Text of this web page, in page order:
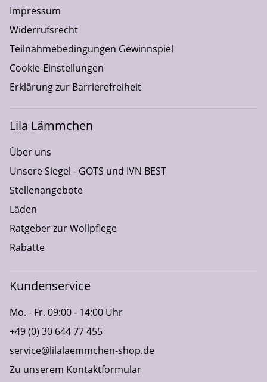
Impressum
Widerrufsrecht
Teilnahmebedingungen Gewinnspiel
Cookie-Einstellungen
Erklärung zur Barrierefreiheit
Lila Lämmchen
Über uns
Unsere Siegel - GOTS und IVN BEST
Stellenangebote
Läden
Ratgeber zur Wollpflege
Rabatte
Kundenservice
Mo. - Fr. 09:00 - 14:00 Uhr
+49 (0) 30 644 77 455
service@lilalaemmchen-shop.de
Zu unserem Kontaktformular